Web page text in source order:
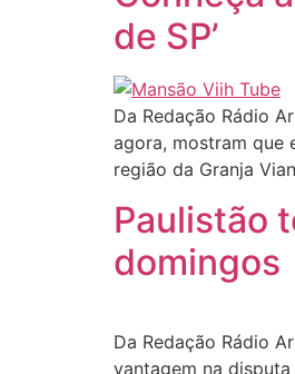
de SP’
Da Redação Rádio
agora, mostram que
região da Granja
Paulistão
domingos
Da Redação Rádio
vantagem na